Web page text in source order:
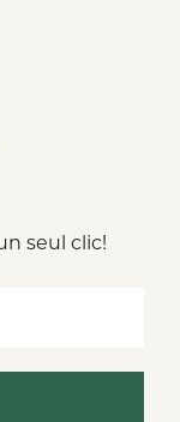
seul clic!